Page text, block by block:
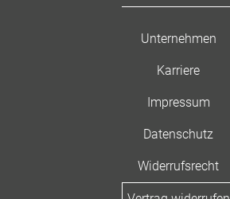
Unternehmen
Karriere
Impressum
Datenschutz
Widerrufsrecht